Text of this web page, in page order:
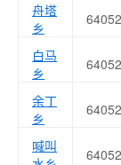
舟塔
乡
白马
乡
余丁
乡
喊叫